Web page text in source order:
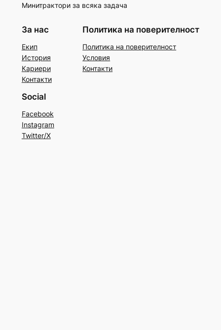
Минитрактори за всяка задача
За нас
Екип
История
Кариери
Контакти
Политика на поверителност
Политика на поверителност
Условия
Контакти
Social
Facebook
Instagram
Twitter/X